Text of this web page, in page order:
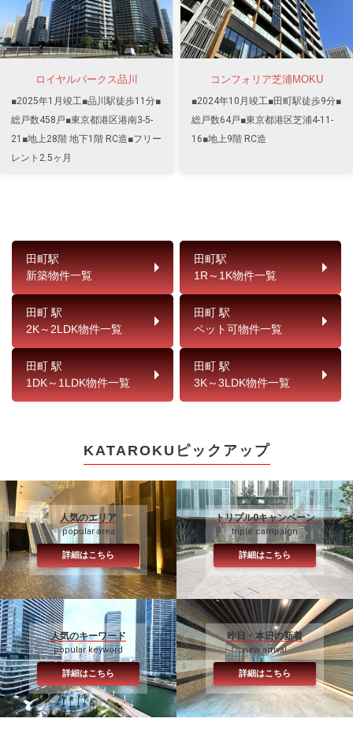
ロイヤルパークス品川
■2025年1月竣工■品川駅徒歩11分■
総戸数458戸■東京都港区港南3-5-
21■地上28階 地下1階 RC造■フリー
レント2.5ヶ月
コンフォリア芝浦MOKU
■2024年10月竣工■田町駅徒歩9分■
総戸数64戸■東京都港区芝浦4-11-
16■地上9階 RC造
田町駅
新築物件一覧
田町駅
1R～1K物件一覧
田町 駅
2K～2LDK物件一覧
田町 駅
ペット可物件一覧
田町 駅
1DK～1LDK物件一覧
田町 駅
3K～3LDK物件一覧
KATAROKUピックアップ
人気のエリア
popular area
詳細はこちら
トリプル0キャンペーン
triple campaign
詳細はこちら
人気のキーワード
popular keyword
詳細はこちら
昨日・本日の新着
new arrival
詳細はこちら